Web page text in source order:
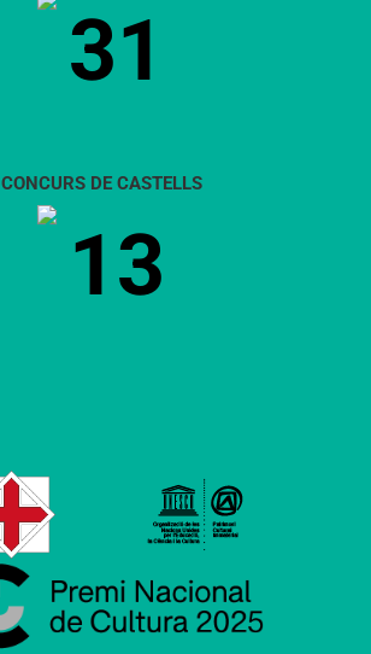
31
CONCURS DE CASTELLS
13